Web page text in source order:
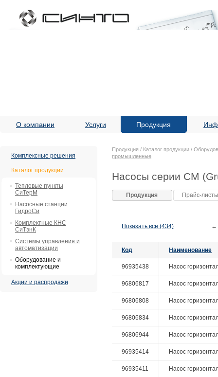
О компании Услуги Продукция
Комплексные решения
Каталог продукции
Тепловые пункты
СиТерМ
Насосные станции
ГидроСи
Комплектные КНС
СиТэнК
Системы управления и
автоматизации
Оборудование и
комплектующие
Акции и распродажи
Продукция / Каталог продукции /
промышленные
Насосы серии CM
Продукция Прайс-
Показать все (434) ←
Код Наименование
96935438 Насос
96806817 Насос
96806808 Насос
96806834 Насос
96806944 Насос
96935414 Насос
96935411 Насос